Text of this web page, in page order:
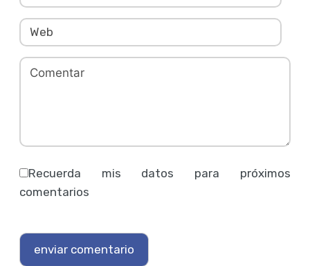
Recuerda mis datos para próximos
comentarios